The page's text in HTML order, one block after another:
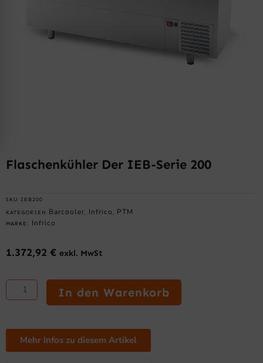
Flaschenkühler Der IEB-Serie 200
SKU IEB200
KATEGORIEN Barcooler , Infrico , PTM
MARKE: Infrico
1.372,92 € exkl. MwSt
Flaschenkühler
IEB-
200
Menge
In den Warenkorb
Mehr Infos zu diesem Artikel